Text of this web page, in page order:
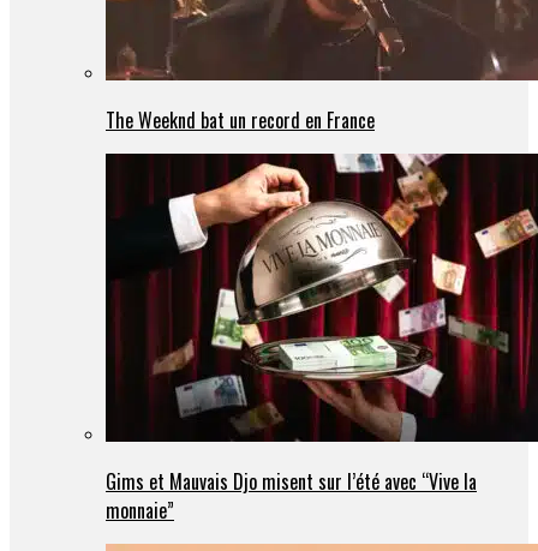
The Weeknd bat un record en France
Gims et Mauvais Djo misent sur l’été avec “Vive la
monnaie”